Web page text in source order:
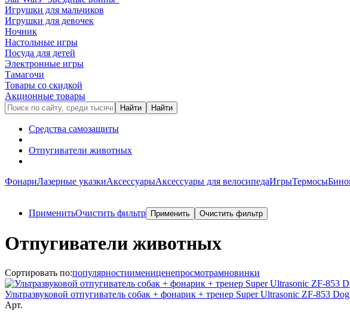
Игрушки для мальчиков
Игрушки для девочек
Ночник
Настольные игры
Посуда для детей
Электронные игры
Тамагочи
Товары со скидкой
Акционные товары
Средства самозащиты
Отпугиватели животных
ФонариЛазерные указкиАксессуарыАксессуары для велосипедаИгрыТермосы
ПрименитьОчистить фильтр
Отпугиватели животных
Сортировать по:популярностиимениценепросмотрамновинки
Ультразвуковой отпугиватель собак + фонарик + тренер Super Ultrasonic ZF-853 Dog
Арт.